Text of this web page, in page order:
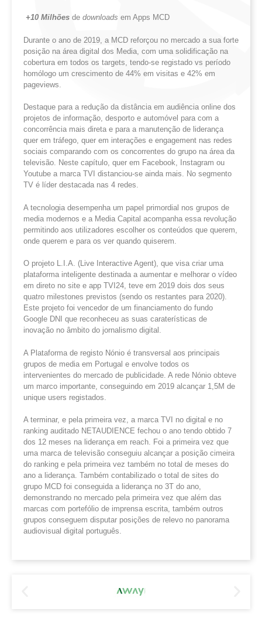
+10 Milhões de downloads em Apps MCD
Durante o ano de 2019, a MCD reforçou no mercado a sua forte
posição na área digital dos Media, com uma solidificação na
cobertura em todos os targets, tendo-se registado vs período
homólogo um crescimento de 44% em visitas e 42% em
pageviews.
Destaque para a redução da distância em audiência online dos
projetos de informação, desporto e automóvel para com a
concorrência mais direta e para a manutenção de liderança
quer em tráfego, quer em interações e engagement nas redes
sociais comparando com os concorrentes do grupo na área da
televisão. Neste capítulo, quer em Facebook, Instagram ou
Youtube a marca TVI distanciou-se ainda mais. No segmento
TV é líder destacada nas 4 redes.
A tecnologia desempenha um papel primordial nos grupos de
media modernos e a Media Capital acompanha essa revolução
permitindo aos utilizadores escolher os conteúdos que querem,
onde querem e para os ver quando quiserem.
O projeto L.I.A. (Live Interactive Agent), que visa criar uma
plataforma inteligente destinada a aumentar e melhorar o vídeo
em direto no site e app TVI24, teve em 2019 dois dos seus
quatro milestones previstos (sendo os restantes para 2020).
Este projeto foi vencedor de um financiamento do fundo
Google DNI que reconheceu as suas caraterísticas de
inovação no âmbito do jornalismo digital.
A Plataforma de registo Nónio é transversal aos principais
grupos de media em Portugal e envolve todos os
intervenientes do mercado de publicidade. A rede Nónio obteve
um marco importante, conseguindo em 2019 alcançar 1,5M de
unique users registados.
A terminar, e pela primeira vez, a marca TVI no digital e no
ranking auditado NETAUDIENCE fechou o ano tendo obtido 7
dos 12 meses na liderança em reach. Foi a primeira vez que
uma marca de televisão conseguiu alcançar a posição cimeira
do ranking e pela primeira vez também no total de meses do
ano a liderança. Também contabilizado o total de sites do
grupo MCD foi conseguida a liderança no 3T do ano,
demonstrando no mercado pela primeira vez que além das
marcas com portefólio de imprensa escrita, também outros
grupos conseguem disputar posições de relevo no panorama
audiovisual digital português.